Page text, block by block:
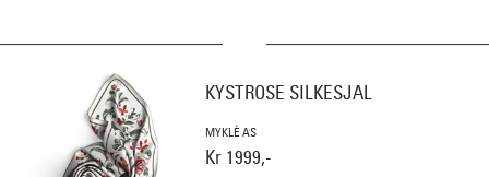
KYSTROSE SILKESJAL
MYKLÉ AS
Kr 1999,-